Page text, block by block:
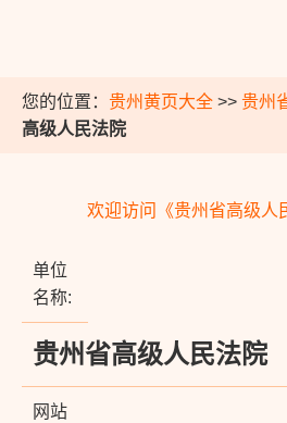
您的位置： 贵州黄页大全 >> 贵州
高级人民法院
欢迎访问《贵州省高级人
单位
名称:
贵州省高级人民法院
网站